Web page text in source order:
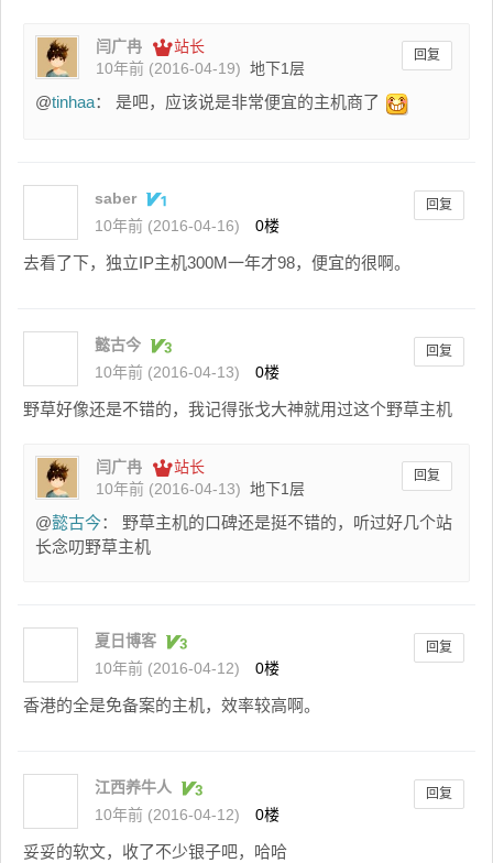
闫广冉
站长
10年前 (2016-04-19) 地下1层
回复
@tinhaa： 是吧，应该说是非常便宜的主机商了
saber
10年前 (2016-04-16)
0楼
回复
去看了下，独立IP主机300M一年才98，便宜的很啊。
懿古今
10年前 (2016-04-13)
0楼
回复
野草好像还是不错的，我记得张戈大神就用过这个野草主机
闫广冉
站长
10年前 (2016-04-13) 地下1层
回复
@懿古今： 野草主机的口碑还是挺不错的，听过好几个站
长念叨野草主机
夏日博客
10年前 (2016-04-12)
0楼
回复
香港的全是免备案的主机，效率较高啊。
江西养牛人
10年前 (2016-04-12)
0楼
回复
妥妥的软文，收了不少银子吧，哈哈